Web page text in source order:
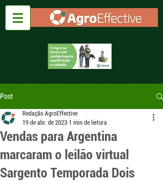
Post
Vendas para Argentina
marcaram o leilão virtual
Sargento Temporada Dois
Redação AgroEffective
19 de abr. de 2023 1 min de leitura